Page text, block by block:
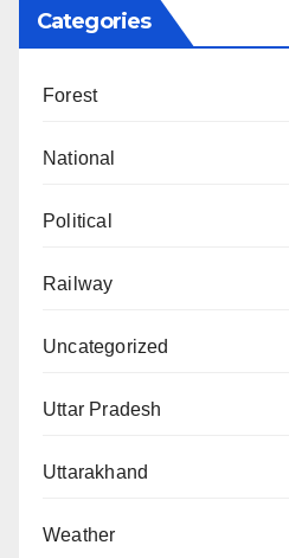
Categories
Forest
National
Political
Railway
Uncategorized
Uttar Pradesh
Uttarakhand
Weather